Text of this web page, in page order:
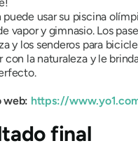
puede usar su piscina
vapor y gimnasio. Los
y los senderos para
con la naturaleza y le
web: https://
final